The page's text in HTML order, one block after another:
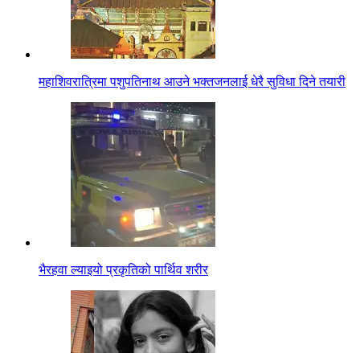
महाशिवरात्रिमा पशुपतिनाथ आउने भक्तजनलाई धेरै सुविधा दिने तयारी
भैरहवा ल्याइयो प्रकृतिको पार्थिव शरीर